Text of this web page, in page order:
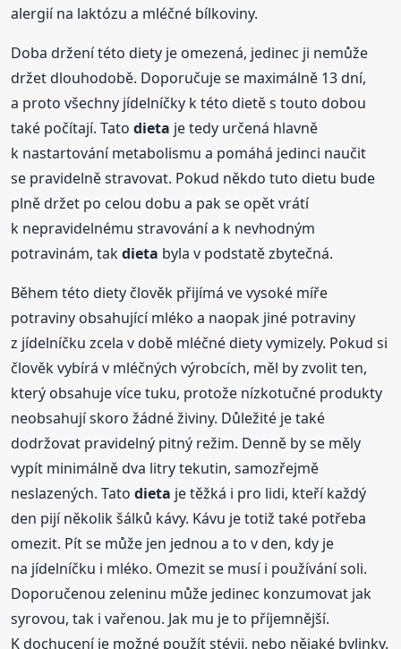
alergií na laktózu a mléčné bílkoviny.
Doba držení této diety je omezená, jedinec ji nemůže
držet dlouhodobě. Doporučuje se maximálně 13 dní,
a proto všechny jídelníčky k této dietě s touto dobou
také počítají. Tatodieta je tedy určená hlavně
k nastartování metabolismu a pomáhá jedinci naučit
se pravidelně stravovat. Pokud někdo tuto dietu bude
plně držet po celou dobu a pak se opět vrátí
k nepravidelnému stravování a k nevhodným
potravinám, takdieta byla v podstatě zbytečná.
Během této diety člověk přijímá ve vysoké míře
potraviny obsahující mléko a naopak jiné potraviny
z jídelníčku zcela v době mléčné diety vymizely. Pokud si
člověk vybírá v mléčných výrobcích, měl by zvolit ten,
který obsahuje více tuku, protože nízkotučné produkty
neobsahují skoro žádné živiny. Důležité je také
dodržovat pravidelný pitný režim. Denně by se měly
vypít minimálně dva litry tekutin, samozřejmě
neslazených. Tatodieta je těžká i pro lidi, kteří každý
den pijí několik šálků kávy. Kávu je totiž také potřeba
omezit. Pít se může jen jednou a to v den, kdy je
na jídelníčku i mléko. Omezit se musí i používání soli.
Doporučenou zeleninu může jedinec konzumovat jak
syrovou, tak i vařenou. Jak mu je to příjemnější.
K dochucení je možné použít stévii, nebo nějaké bylinky.